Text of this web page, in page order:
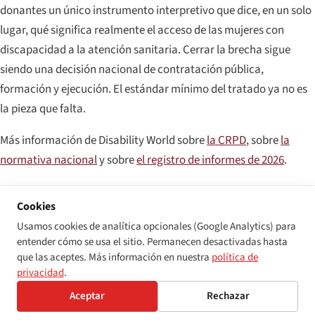
donantes un único instrumento interpretivo que dice, en un solo
lugar, qué significa realmente el acceso de las mujeres con
discapacidad a la atención sanitaria. Cerrar la brecha sigue
siendo una decisión nacional de contratación pública,
formación y ejecución. El estándar mínimo del tratado ya no es
la pieza que falta.
Más información de Disability World sobrela CRPD, sobrela
normativa nacionaly sobreel registro de informes de 2026.
FUENTES PRIMARIAS
Comité de las Naciones Unidas sobre los Derechos de las Personas con
Discapacidad y Comité de las Naciones Unidas para la Eliminación de la
Discriminación contra la Mujer.
/ Comentario general n.º 9 sobre prácticas nocivas interseccionales con
la discapacidad(adoptada en octubre de 2025).
Cookies
Usamos cookies de analítica opcionales (Google Analytics) para
entender cómo se usa el sitio. Permanecen desactivadas hasta
que las aceptes. Más información en nuestra política de
privacidad.
Aceptar
Rechazar